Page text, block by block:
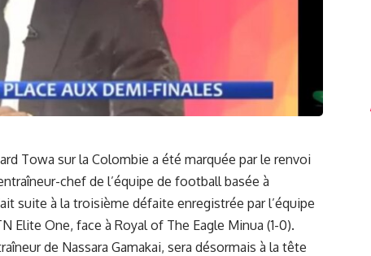
Towa sur la Colombie ⁢a été marquée par le renvoi
chef de l’équipe ⁣de football basée⁢ à
suite à la troisième défaite enregistrée par l’équipe
Elite⁣ One, face ⁢à Royal of The Eagle Minua⁢ (1-0).
⁢ de Nassara Gamakai, sera désormais à la tête